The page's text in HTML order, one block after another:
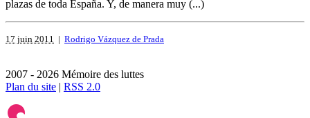
plazas de toda España. Y, de manera muy (...)
17 juin 2011 | Rodrigo Vázquez de Prada
2007 - 2026 Mémoire des luttes
Plan du site | RSS 2.0